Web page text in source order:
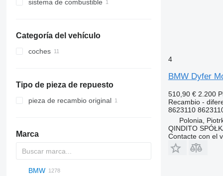
otras piezas de carrocería
sistema de combustible
Categoría del vehículo
coches
Tipo de pieza de repuesto
pieza de recambio original
Marca
AZ
159
BM
1304
A-series
A10
Probus
BMW
4
BMW Dyfer
510,90 € 2.200
Recambio -
8623110
Polonia,
QINDITO
Contacte con el